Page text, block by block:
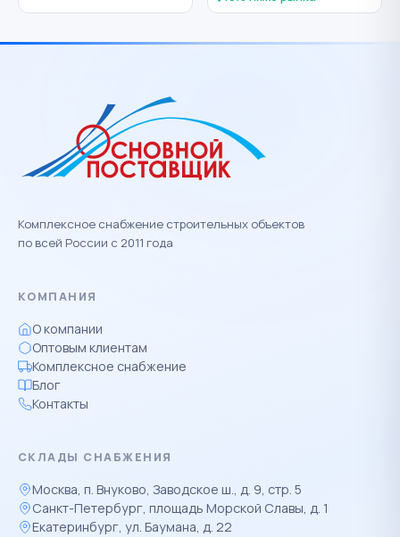
Комплексное снабжение строительных объектов
по всей России с 2011 года
КОМПАНИЯ
О компании
Оптовым клиентам
Комплексное снабжение
Блог
Контакты
СКЛАДЫ СНАБЖЕНИЯ
Москва, п. Внуково, Заводское ш., д. 9, стр. 5
Санкт-Петербург, площадь Морской Славы, д. 1
Екатеринбург, ул. Баумана, д. 22